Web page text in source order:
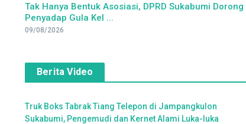
Tak Hanya Bentuk Asosiasi, DPRD Sukabumi Dorong
Penyadap Gula Kel ...
09/08/2026
Berita Video
Truk Boks Tabrak Tiang Telepon di Jampangkulon
Sukabumi, Pengemudi dan Kernet Alami Luka-luka